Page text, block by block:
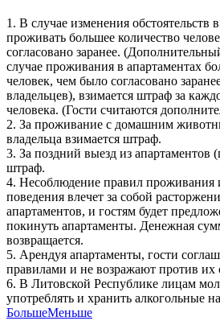
1. В случае изменения обстоятельств
проживать большее количество
согласовано заранее.
случае проживания в апартаментах
человек, чем было согласовано
владельцев), взимается штраф за
человека. (Гости считаются
2. За проживание с домашним
владельца взимается штраф.
3. За поздний выезд из апартаментов
штраф.
4. Несоблюдение правил
поведения влечет за собой
апартаментов, и гостям будет
покинуть апартаменты. Денежная
возвращается.
5. Арендуя апартаменты, гости
правилами и не возражают против их
6. В Литовской Республике лицам
употреблять и хранить алкогольные
БольшеМеньше